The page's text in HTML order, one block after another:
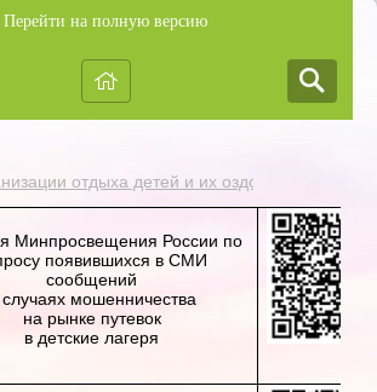
Перейти на полную версию
отдыха детей и их оздоровлении
Минпросвещения России по
появившихся в СМИ
сообщений
мошенничества
на рынке путевок
в детские лагеря